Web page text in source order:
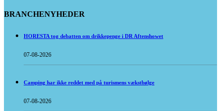
BRANCHENYHEDER
HORESTA tog debatten om drikkepenge i DR Aftenshowet
07-08-2026
Camping har ikke reddet med på turismens vækstbølge
07-08-2026